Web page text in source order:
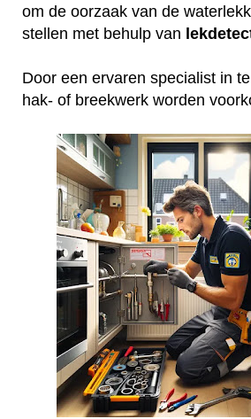
om de oorzaak van de
stellen met behulp van
Door een ervaren specialist in
hak- of breekwerk worden